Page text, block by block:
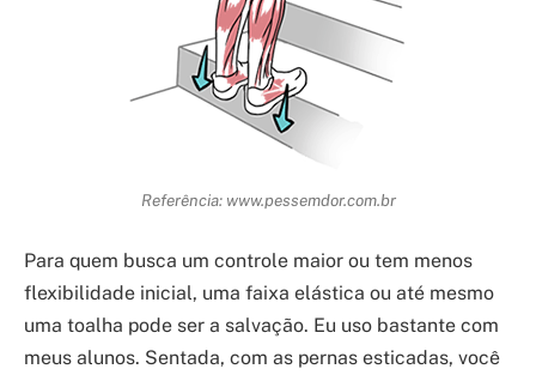
Referência: www.pessemdor.com.br
Para quem busca um controle maior ou tem menos
flexibilidade inicial, uma faixa elástica ou até mesmo
uma toalha pode ser a salvação. Eu uso bastante com
meus alunos. Sentada, com as pernas esticadas, você